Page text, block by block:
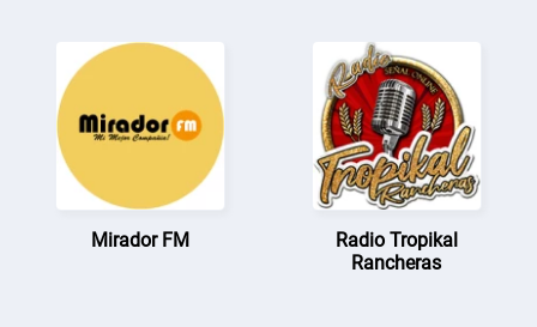
Mirador FM
Radio Tropikal
Rancheras